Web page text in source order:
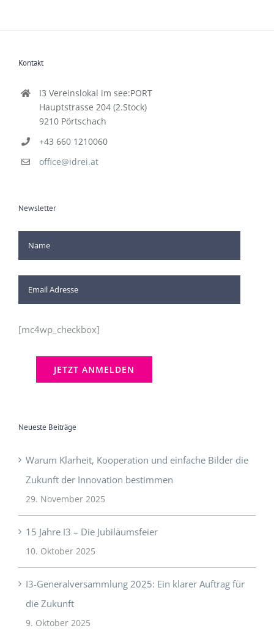
Kontakt
I3 Vereinslokal im see:PORT
Hauptstrasse 204 (2.Stock)
9210 Pörtschach
+43 660 1210060
office@idrei.at
Newsletter
[mc4wp_checkbox]
Neueste Beiträge
Warum Klarheit, Kooperation und einfache Bilder die
Zukunft der Innovation bestimmen
29. November 2025
15 Jahre I3 – Die Jubiläumsfeier
10. Oktober 2025
I3-Generalversammlung 2025: Ein klarer Auftrag für
die Zukunft
9. Oktober 2025